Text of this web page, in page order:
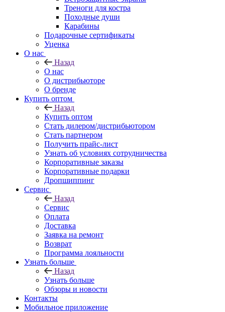
Треноги для костра
Походные души
Карабины
Подарочные сертификаты
Уценка
О нас
Назад
О нас
О дистрибьюторе
О бренде
Купить оптом
Назад
Купить оптом
Стать дилером/дистрибьютором
Стать партнером
Получить прайс-лист
Узнать об условиях сотрудничества
Корпоративные заказы
Корпоративные подарки
Дропшиппинг
Сервис
Назад
Сервис
Оплата
Доставка
Заявка на ремонт
Возврат
Программа лояльности
Узнать больше
Назад
Узнать больше
Обзоры и новости
Контакты
Мобильное приложение